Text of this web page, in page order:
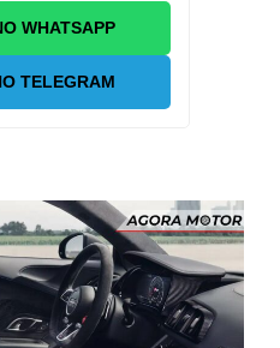
WHATSAPP
TELEGRAM